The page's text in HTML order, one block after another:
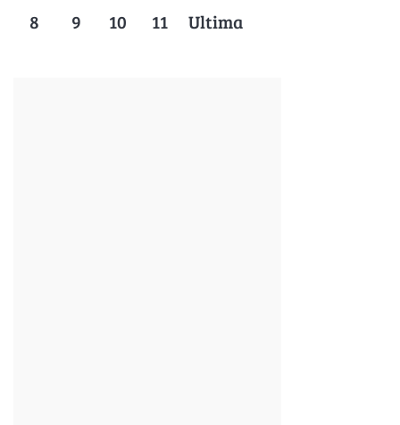
8
9 10 11 Ultima